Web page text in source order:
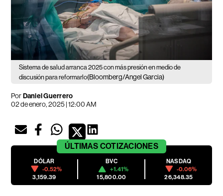
Sistema de salud arranca 2025 con más presión en medio de
discusión para reformarlo(Bloomberg/Angel Garcia)
PorDaniel Guerrero
02 de enero, 2025 | 12:00 AM
ÚLTIMAS COTIZACIONES
DÓLAR
-0.52%
3,159.39
BVC
+1.41%
15,800.00
NASDAQ
-0.06%
26,348.35